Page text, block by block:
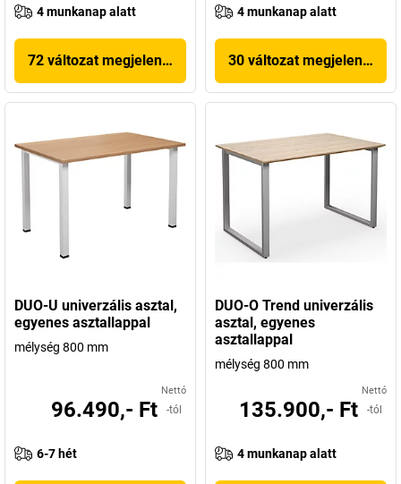
4 munkanap alatt
72 változat megjelenítése
4 munkanap alatt
30 változat megjelenítése
DUO-U univerzális asztal,
egyenes asztallappal
mélység 800 mm
Nettó
96.490,- Ft -tól
6-7 hét
DUO-O Trend univerzális
asztal, egyenes
asztallappal
mélység 800 mm
Nettó
135.900,- Ft -tól
4 munkanap alatt